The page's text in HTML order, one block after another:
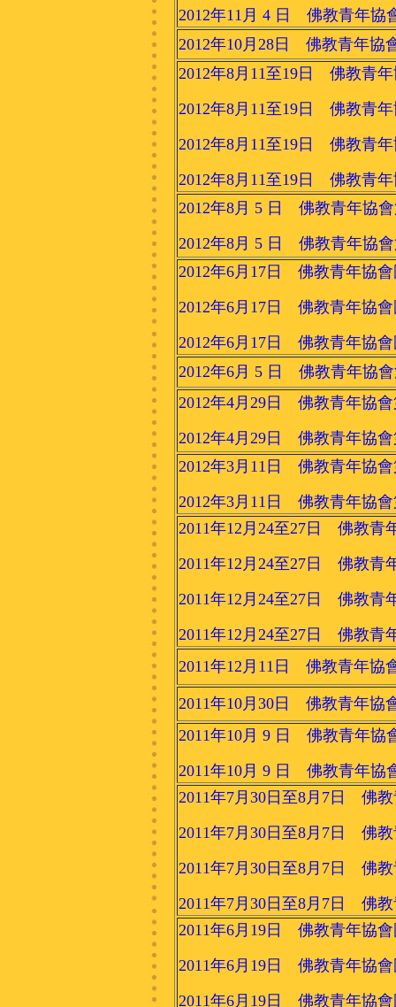
2012年11月 4 日 佛教青年協
2012年10月28日 佛教青年協
2012年8月11至19日 佛教青
2012年8月11至19日 佛教青
2012年8月11至19日 佛教青
2012年8月11至19日 佛教青
2012年8月 5 日 佛教青年協
2012年8月 5 日 佛教青年協
2012年6月17日 佛教青年協
2012年6月17日 佛教青年協
2012年6月17日 佛教青年協
2012年6月 5 日 佛教青年協
2012年4月29日 佛教青年協會
2012年4月29日 佛教青年協會
2012年3月11日 佛教青年協會
2012年3月11日 佛教青年協會
2011年12月24至27日 佛教青
2011年12月24至27日 佛教青
2011年12月24至27日 佛教青
2011年12月24至27日 佛教青
2011年12月11日 佛教青年協
2011年10月30日 佛教青年協
2011年10月 9 日 佛教青年協
2011年10月 9 日 佛教青年協
2011年7月30日至8月7日 佛
2011年7月30日至8月7日 佛
2011年7月30日至8月7日 佛
2011年7月30日至8月7日 佛
2011年6月19日 佛教青年協
2011年6月19日 佛教青年協
2011年6月19日 佛教青年協